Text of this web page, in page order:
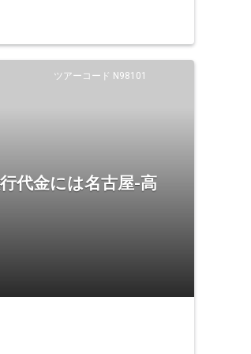
ツアーコード N98101
金には名古屋-高